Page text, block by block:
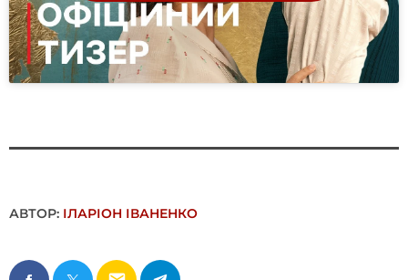
АВТОР: ІЛАРІОН ІВАНЕНКО